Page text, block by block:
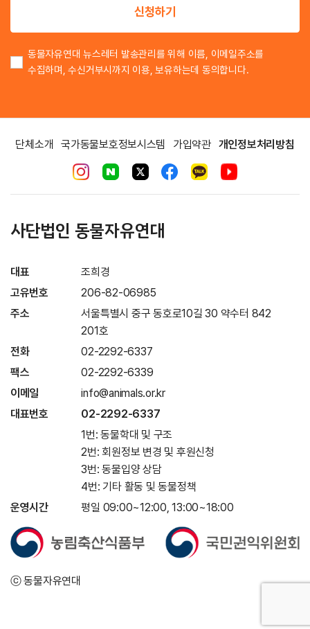
신청하기
동물자유연대 뉴스레터 발송관리를 위해 이름, 이메일주소를
수집하며, 수신거부시까지 이용, 보유하는데 동의합니다.
단체소개 국가동물보호정보시스템 가입약관 개인정보처리방침
사단법인 동물자유연대
대표
조희경
고유번호
206-82-06985
주소
서울특별시 중구 동호로10길 30 약수터 842
201호
전화
02-2292-6337
팩스
02-2292-6339
이메일
info@animals.or.kr
대표번호
02-2292-6337
1번: 동물학대 및 구조
2번: 회원정보 변경 및 후원신청
3번: 동물입양 상담
4번: 기타 활동 및 동물정책
운영시간
평일 09:00~12:00, 13:00~18:00
ⓒ 동물자유연대